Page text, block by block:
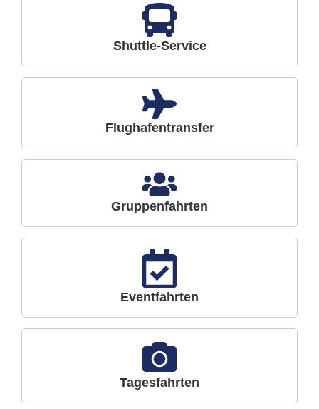
Shuttle-Service
Flughafentransfer
Gruppenfahrten
Eventfahrten
Tagesfahrten